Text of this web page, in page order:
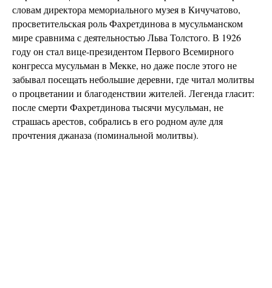
словам директора мемориального музея в Кичучатово,
просветительская роль Фахретдинова в мусульманском
мире сравнима с деятельностью Льва Толстого. В 1926
году он стал вице-президентом Первого Всемирного
конгресса мусульман в Мекке, но даже после этого не
забывал посещать небольшие деревни, где читал молитвы
о процветании и благоденствии жителей. Легенда гласит:
после смерти Фахретдинова тысячи мусульман, не
страшась арестов, собрались в его родном ауле для
прочтения джаназа (поминальной молитвы).